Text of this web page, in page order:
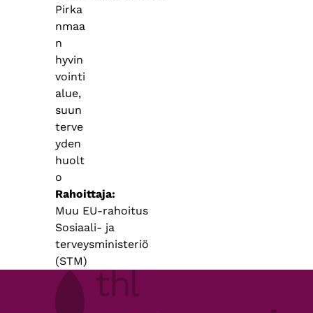
Pirka
nmaa
n
hyvin
vointi
alue,
suun
terve
yden
huolt
o
Rahoittaja
Muu EU-rahoitus
Sosiaali- ja
terveysministeriö
(STM)